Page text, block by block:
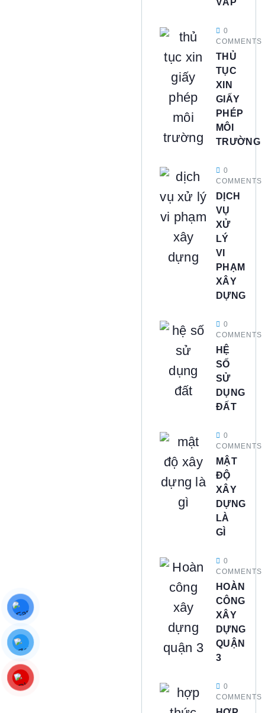
0
COMMENTS
THỦ
TỤC
XIN
GIẤY
PHÉP
MÔI
TRƯỜNG
0
COMMENTS
DỊCH
VỤ
XỬ
LÝ
VI
PHẠM
XÂY
DỰNG
0
COMMENTS
HỆ
SỐ
SỬ
DỤNG
ĐẤT
0
COMMENTS
MẬT
ĐỘ
XÂY
DỰNG
LÀ
GÌ
0
COMMENTS
HOÀN
CÔNG
XÂY
DỰNG
QUẬN
3
0
COMMENTS